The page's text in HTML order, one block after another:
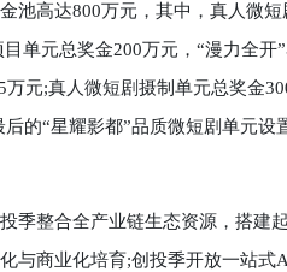
高达800万元，其中，真人微短
单元总奖金200万元，“漫力全
元;真人微短剧摄制单元总奖金
的“星耀影都”品质微短剧单元
整合全产业链生态资源，搭建
与商业化培育;创投季开放一站